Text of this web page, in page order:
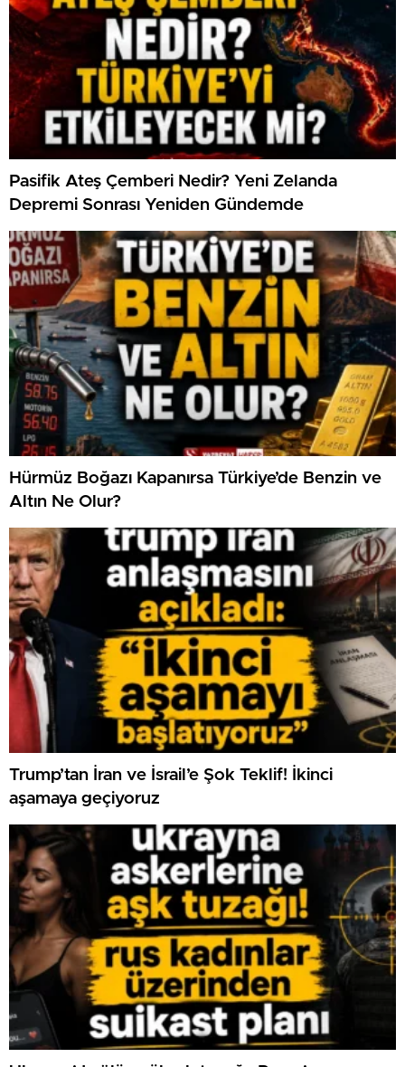
Pasifik Ateş Çemberi Nedir? Yeni Zelanda
Depremi Sonrası Yeniden Gündemde
Hürmüz Boğazı Kapanırsa Türkiye’de Benzin ve
Altın Ne Olur?
Trump’tan İran ve İsrail’e Şok Teklif! İkinci
aşamaya geçiyoruz